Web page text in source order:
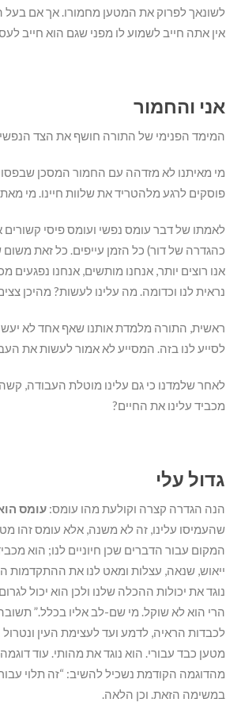
לשונאך לפרוק את המטען מחמורו. אך אם בעל
אין אתה חייב לשמוע לו מפני שגם הוא חייב
אני והחמור
המימד הפנימי של התורה חושף את הצד
מי מאיתנו לא מזדהה עם החמור המסכן
פוסקים לרגע מלהטריד את שלוות חיינו. מי
לאמתו של דבר עומס נפשי ועומס פיסי
כהגדרה של דור) כל הזמן עייפים. כל זאת
אנו רוצים יותר, אנחנו מותשים, אנחנו
נראית לנו וכדומה. מה עלינו לעשות? מהיכן
ראשית, התורה מלמדת אותנו שאף אחד לא
לסייע לנו בזה. המסייע לא אמור לעשות את
לאחר שלמדנו כי גם עלינו מוטלת העבודה,
מכביד עלינו את החיים?
גדול עלי
הנה הגדרה קצרה וקולעת מהו עומס: עומס
שהעמיסו עלינו, זה לא משנה, אלא עומס זהו
המקום עבור הדברים שכן חיוניים לנו; הוא
ייאוש, שנאה, עצלות ומאט לנו את
נוגד את יכולות ההכלה שלנו ולכן הוא יכול
הרי הוא לא שוקל. מי שם-לב אליו בכלל.”
לכבדות הראיה, לדמע ועד לעצימת העין ונטרול
מטען כבד עבורי. הוא נוגד את מהותי. עוד
במשימה הזאת. וכן הלאה.